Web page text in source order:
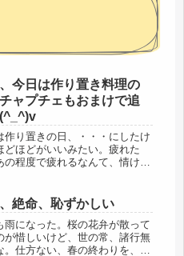
今日は作り置き料理の
ャプチェもおまけで追
作り置きの日、・・・にしたけ
どほどがいいみたい。疲れた
の程度で疲れるなんて、情けな
・フフフ、考えたら、色々あ
も、それを言っちゃ、お終いだ
に別...
絶命、恥ずかしい
雨になった。桜の花弁が散って
が惜しいけど、世の常、諸行無
。仕方ない、春の終わりを、い